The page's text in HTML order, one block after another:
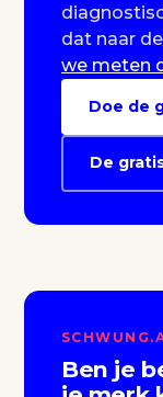
dat naar
we meten
Doe de
De
Ben je